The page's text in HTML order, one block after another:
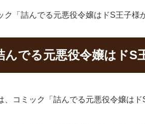
ク「詰んでる元悪役令嬢はドS王子様
んでる元悪役令嬢はドS
、コミック「詰んでる元悪役令嬢は